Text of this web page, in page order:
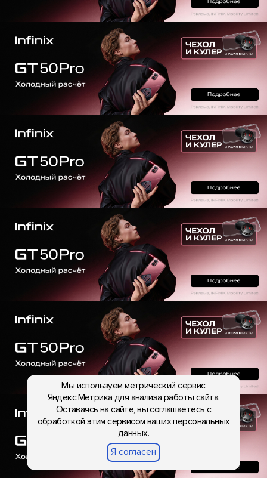
Мы используем метрический сервис
Яндекс.Метрика для анализа работы сайта.
Оставаясь на сайте, вы соглашаетесь с
обработкой этим сервисом ваших персональных
данных.
Я согласен